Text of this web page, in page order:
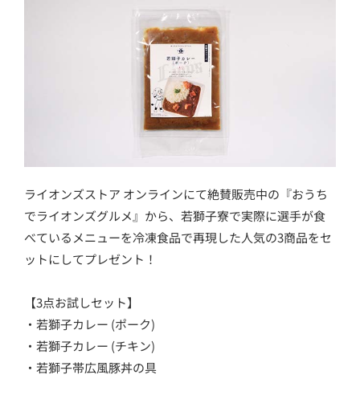
ライオンズストア オンラインにて絶賛販売中の『おうち
でライオンズグルメ』から、若獅子寮で実際に選手が食
べているメニューを冷凍食品で再現した人気の3商品をセ
ットにしてプレゼント！
【3点お試しセット】
・若獅子カレー (ポーク)
・若獅子カレー (チキン)
・若獅子帯広風豚丼の具